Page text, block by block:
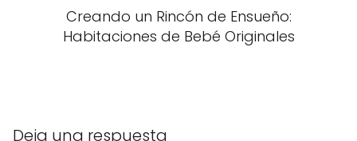
Creando un Rincón de Ensueño:
Habitaciones de Bebé Originales
Deja una respuesta